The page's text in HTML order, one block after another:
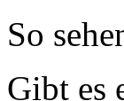
So
Gibt es